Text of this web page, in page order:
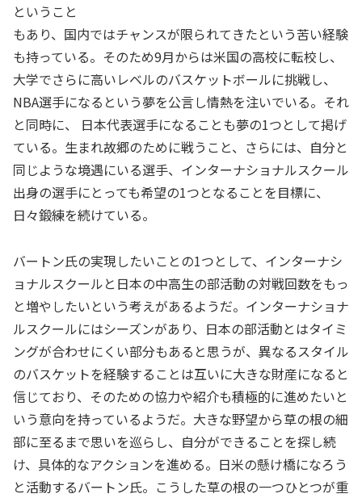
ということ
もあり、国内ではチャンスが限られてきたという苦い経験
も持っている。そのため9月からは米国の高校に転校し、
大学でさらに高いレベルのバスケットボールに挑戦し、
NBA選手になるという夢を公言し情熱を注いでいる。それ
と同時に、 日本代表選手になることも夢の1つとして掲げ
ている。生まれ故郷のために戦うこと、さらには、自分と
同じような境遇にいる選手、インターナショナルスクール
出身の選手にとっても希望の1つとなることを目標に、
日々鍛練を続けている。
バートン氏の実現したいことの1つとして、インターナシ
ョナルスクールと日本の中高生の部活動の対戦回数をもっ
と増やしたいという考えがあるようだ。インターナショナ
ルスクールにはシーズンがあり、日本の部活動とはタイミ
ングが合わせにくい部分もあると思うが、異なるスタイル
のバスケットを経験することは互いに大きな財産になると
信じており、そのための協力や紹介も積極的に進めたいと
いう意向を持っているようだ。大きな野望から草の根の細
部に至るまで思いを巡らし、自分ができることを探し続
け、具体的なアクションを進める。日米の懸け橋になろう
と活動するバートン氏。こうした草の根の一つひとつが重